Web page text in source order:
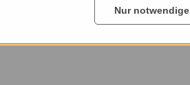
Nur notwendige